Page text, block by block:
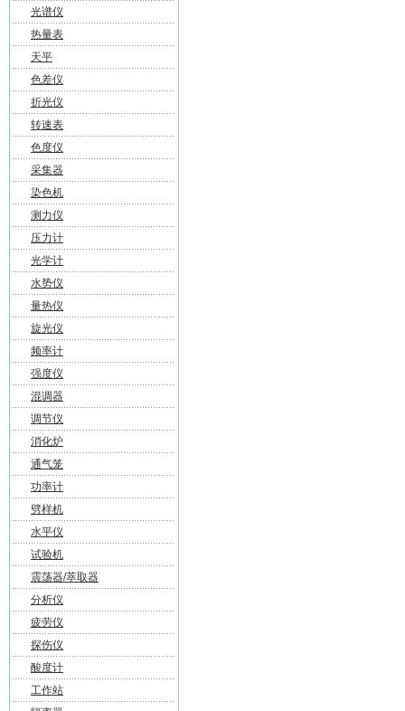
光谱仪
热量表
天平
色差仪
折光仪
转速表
色度仪
采集器
染色机
测力仪
压力计
光学计
水势仪
量热仪
旋光仪
频率计
强度仪
混调器
调节仪
消化炉
通气笼
功率计
劈样机
水平仪
试验机
震荡器/萃取器
分析仪
疲劳仪
探伤仪
酸度计
工作站